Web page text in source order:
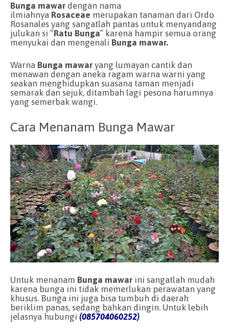
Bunga mawar dengan nama
ilmiahnya Rosaceae merupakan tanaman dari Ordo
Rosanales yang sangatlah pantas untuk menyandang
julukan si “Ratu Bunga” karena hampir semua orang
menyukai dan mengenali Bunga mawar.
Warna Bunga mawar yang lumayan cantik dan
menawan dengan aneka ragam warna warni yang
seakan menghidupkan suasana taman menjadi
semarak dan sejuk, ditambah lagi pesona harumnya
yang semerbak wangi.
Cara Menanam Bunga Mawar
Untuk menanam Bunga mawar ini sangatlah mudah
karena bunga ini tidak memerlukan perawatan yang
khusus. Bunga ini juga bisa tumbuh di daerah
beriklim panas, sedang bahkan dingin. Untuk lebih
jelasnya hubungi (085704060252)